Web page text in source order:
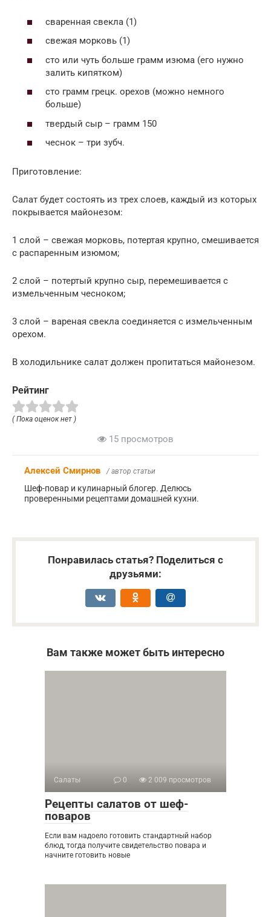
сваренная свекла (1)
свежая морковь (1)
сто или чуть больше грамм изюма (его нужно
залить кипятком)
сто грамм грецк. орехов (можно немного
больше)
твердый сыр – грамм 150
чеснок – три зубч.
Приготовление:
Салат будет состоять из трех слоев, каждый из которых
покрывается майонезом:
1 слой – свежая морковь, потертая крупно, смешивается
с распаренным изюмом;
2 слой – потертый крупно сыр, перемешивается с
измельченным чесноком;
3 слой – вареная свекла соединяется с измельченным
орехом.
В холодильнике салат должен пропитаться майонезом.
Рейтинг
( Пока оценок нет )
15 просмотров
Алексей Смирнов / автор статьи
Шеф-повар и кулинарный блогер. Делюсь
проверенными рецептами домашней кухни.
Понравилась статья? Поделиться с
друзьями:
Вам также может быть интересно
Салаты 0 2 009 просмотров
Рецепты салатов от шеф-
поваров
Если вам надоело готовить стандартный набор
блюд, тогда получите свидетельство повара и
начните готовить новые